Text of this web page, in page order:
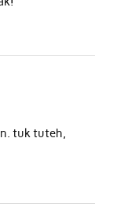
tuk tuteh,